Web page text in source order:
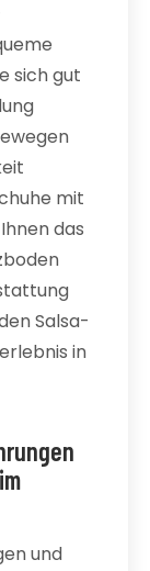
sich gut
mit
das
Salsa-
in
und